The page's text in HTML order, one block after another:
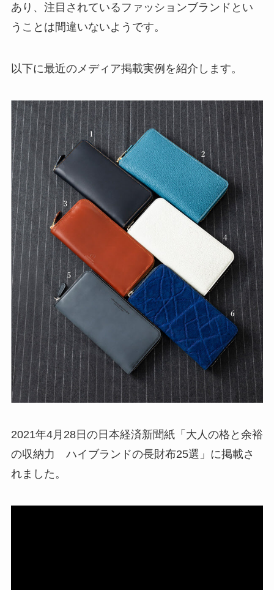
あり、注目されているファッションブランドとい
うことは間違いないようです。
以下に最近のメディア掲載実例を紹介します。
2021年4月28日の日本経済新聞紙「大人の格と余裕
の収納力 ハイブランドの長財布25選」に掲載さ
れました。